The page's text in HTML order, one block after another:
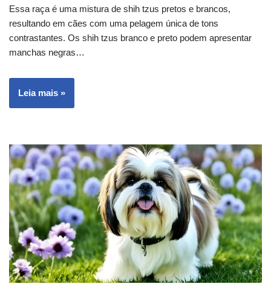
Essa raça é uma mistura de shih tzus pretos e brancos,
resultando em cães com uma pelagem única de tons
contrastantes. Os shih tzus branco e preto podem apresentar
manchas negras…
Leia mais »